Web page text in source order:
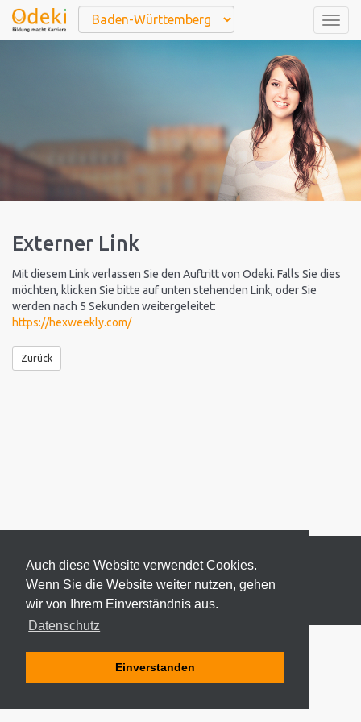
Auch diese Website verwendet Cookies.
Wenn Sie die Website weiter nutzen, gehen
wir von Ihrem Einverständnis aus.
Datenschutz
Einverstanden
Externer Link
Mit diesem Link verlassen Sie den Auftritt von Odeki. Falls Sie dies
möchten, klicken Sie bitte auf unten stehenden Link, oder Sie
werden nach 5 Sekunden weitergeleitet:
https://hexweekly.com/
Zurück
© 2026 ODEKI - ALLE RECHTE VORBEHALTEN